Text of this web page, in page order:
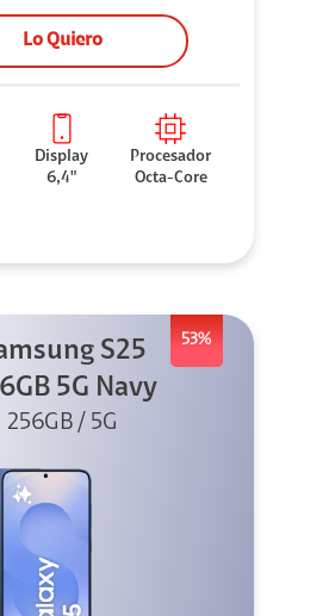
Lo Quiero
Display
6,4"
Procesador
Octa-Core
53%
S25
5G Navy
256GB / 5G